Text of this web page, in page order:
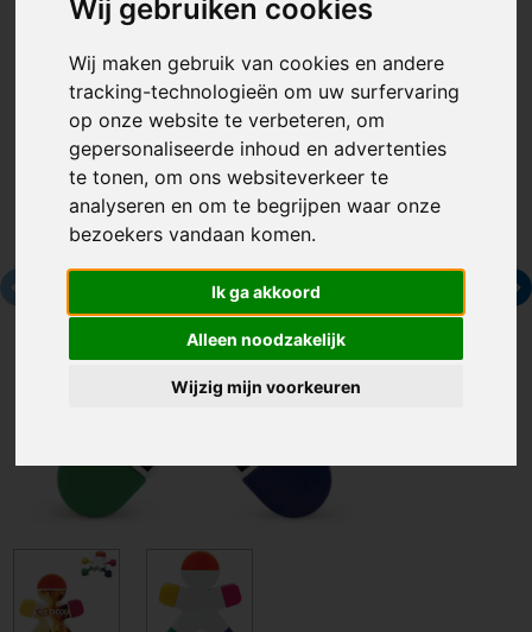
Wij gebruiken cookies
Wij maken gebruik van cookies en andere
tracking-technologieën om uw surfervaring
op onze website te verbeteren, om
gepersonaliseerde inhoud en advertenties
te tonen, om ons websiteverkeer te
analyseren en om te begrijpen waar onze
bezoekers vandaan komen.
Ik ga akkoord
Alleen noodzakelijk
Wijzig mijn voorkeuren